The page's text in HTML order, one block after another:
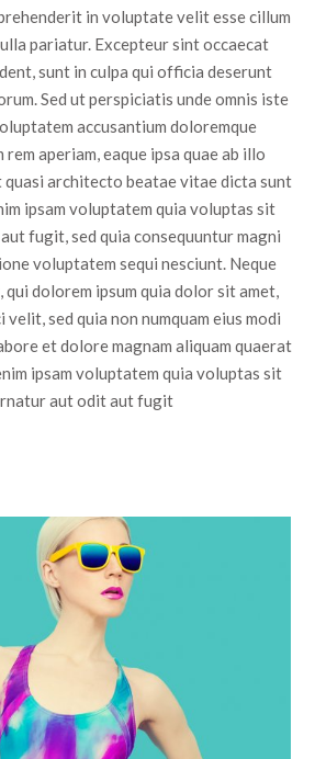
in voluptate velit esse cillum
pariatur. Excepteur sint occaecat
sunt in culpa qui officia deserunt
Sed ut perspiciatis unde omnis iste
accusantium doloremque
aperiam, eaque ipsa quae ab illo
architecto beatae vitae dicta sunt
ipsam voluptatem quia voluptas sit
fugit, sed quia consequuntur magni
voluptatem sequi nesciunt. Neque
qui dolorem ipsum quia dolor sit amet,
sed quia non numquam eius modi
et dolore magnam aliquam quaerat
ipsam voluptatem quia voluptas sit
aut odit aut fugit